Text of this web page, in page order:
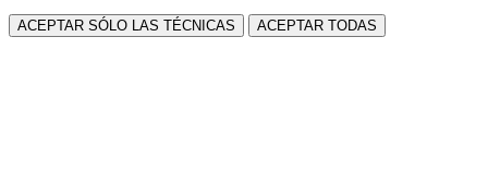
ACEPTAR SÓLO LAS TÉCNICAS ACEPTAR TODAS